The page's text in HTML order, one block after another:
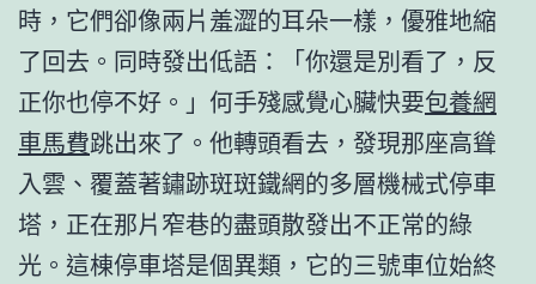
時，它們卻像兩片羞澀的耳朵一樣，優雅地縮
了回去。同時發出低語：「你還是別看了，反
正你也停不好。」何手殘感覺心臟快要包養網
車馬費跳出來了。他轉頭看去，發現那座高聳
入雲、覆蓋著鏽跡斑斑鐵網的多層機械式停車
塔，正在那片窄巷的盡頭散發出不正常的綠
光。這棟停車塔是個異類，它的三號車位始終